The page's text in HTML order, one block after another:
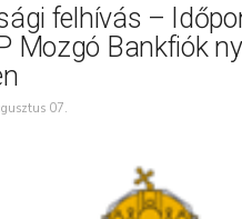
felhívás –
Mozgó Bankfiók
07.